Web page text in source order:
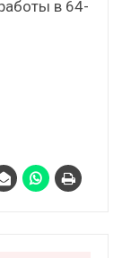
в 64-